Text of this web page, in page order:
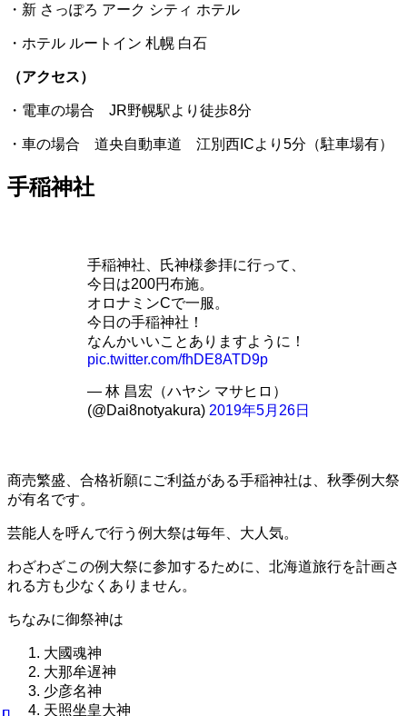
・新 さっぽろ アーク シティ ホテル
・ホテル ルートイン 札幌 白石
（アクセス）
・電車の場合 JR野幌駅より徒歩8分
・車の場合 道央自動車道 江別西ICより5分（駐車場有）
手稲神社
手稲神社、氏神様参拝に行って、
今日は200円布施。
オロナミンCで一服。
今日の手稲神社！
なんかいいことありますように！
pic.twitter.com/fhDE8ATD9p
— 林 昌宏（ハヤシ マサヒロ）
(@Dai8notyakura) 2019年5月26日
商売繁盛、合格祈願にご利益がある手稲神社は、秋季例大祭
が有名です。
芸能人を呼んで行う例大祭は毎年、大人気。
わざわざこの例大祭に参加するために、北海道旅行を計画さ
れる方も少なくありません。
ちなみに御祭神は
大國魂神
大那牟遅神
少彦名神
天照坐皇大神